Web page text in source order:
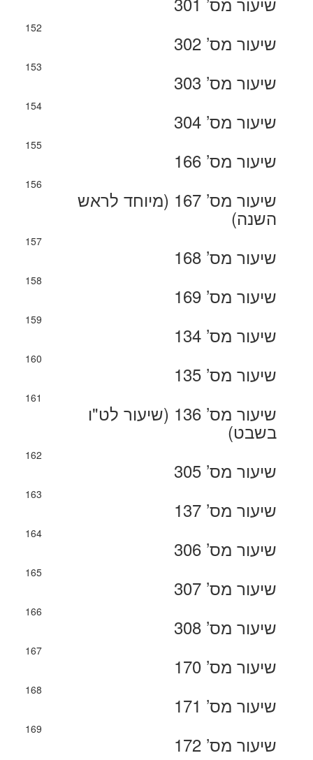
152
שיעור מס’ 302
153
שיעור מס’ 303
154
שיעור מס’ 304
155
שיעור מס’ 166
156
שיעור מס’ 167 (מיוחד לראש
השנה)
157
שיעור מס’ 168
158
שיעור מס’ 169
159
שיעור מס’ 134
160
שיעור מס’ 135
161
שיעור מס’ 136 (שיעור לט"ו
בשבט)
162
שיעור מס’ 305
163
שיעור מס’ 137
164
שיעור מס’ 306
165
שיעור מס’ 307
166
שיעור מס’ 308
167
שיעור מס’ 170
168
שיעור מס’ 171
169
שיעור מס’ 172